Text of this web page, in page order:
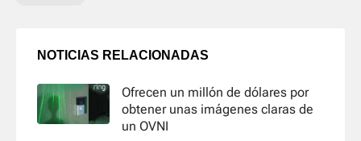
NOTICIAS RELACIONADAS
Ofrecen un millón de dólares por
obtener unas imágenes claras de
un OVNI